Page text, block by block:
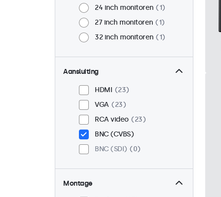
24 inch monitoren
1
27 inch monitoren
1
32 inch monitoren
1
Aansluiting
HDMI
23
VGA
23
RCA video
23
BNC (CVBS)
BNC (SDI)
0
Montage